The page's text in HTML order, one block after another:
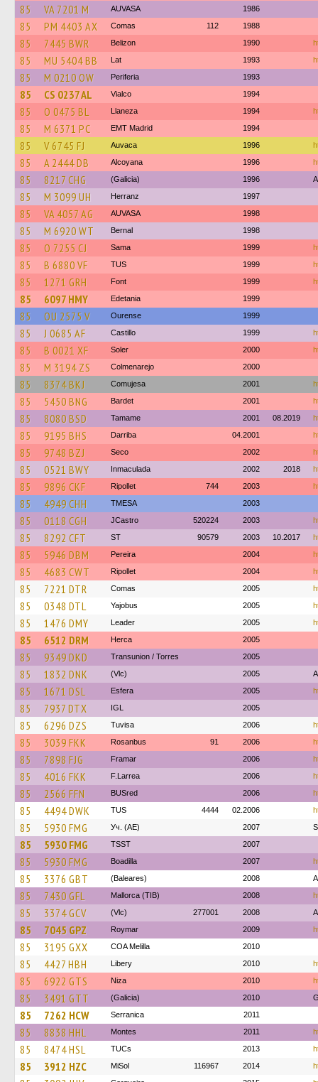
85 VA 7201 M AUVASA 1986
85 PM 4403 AX Comas 112 1988
85 7445 BWR Belizon 1990
85 MU 5404 BB Lat 1993
85 M 0210 OW Periferia 1993
85 CS 0237 AL Vialco 1994
85 O 0475 BL Llaneza 1994
85 M 6371 PC EMT Madrid 1994
85 V 6745 FJ Auvaca 1996
85 A 2444 DB Alcoyana 1996
85 8217 CHG (Galicia) 1996
85 M 3099 UH Herranz 1997
85 VA 4057 AG AUVASA 1998
85 M 6920 WT Bernal 1998
85 O 7255 CJ Sama 1999
85 B 6880 VF TUS 1999
85 1271 GRH Font 1999
85 6097 HMY Edetania 1999
85 OU 2575 V Ourense 1999
85 J 0685 AF Castillo 1999
85 B 0021 XF Soler 2000
85 M 3194 ZS Colmenarejo 2000
85 8374 BKJ Comujesa 2001
85 5450 BNG Bardet 2001
85 8080 BSD Tamame 2001 08.2019
85 9195 BHS Darriba 04.2001
85 9748 BZJ Seco 2002
85 0521 BWY Inmaculada 2002 2018
85 9896 CKF Ripollet 744 2003
85 4949 CHH TMESA 2003
85 0118 CGH JCastro 520224 2003
85 8292 CFT ST 90579 2003 10.2017
85 5946 DBM Pereira 2004
85 4683 CWT Ripollet 2004
85 7221 DTR Comas 2005
85 0348 DTL Yajobus 2005
85 1476 DMY Leader 2005
85 6512 DRM Herca 2005
85 9349 DKD Transunion / Torres 2005
85 1832 DNK (Vlc) 2005
85 1671 DSL Esfera 2005
85 7937 DTX IGL 2005
85 6296 DZS Tuvisa 2006
85 3039 FKK Rosanbus 91 2006
85 7898 FJG Framar 2006
85 4016 FKK F.Larrea 2006
85 2566 FFN BUSred 2006
85 4494 DWK TUS 4444 02.2006
85 5930 FMG Уч. (AE) 2007
85 5930 FMG TSST 2007
85 5930 FMG Boadilla 2007
85 3376 GBT (Baleares) 2008
85 7430 GFL Mallorca (TIB) 2008
85 3374 GCV (Vlc) 277001 2008
85 7045 GPZ Roymar 2009
85 3195 GXX COA Melilla 2010
85 4427 HBH Libery 2010
85 6922 GTS Niza 2010
85 3491 GTT (Galicia) 2010
85 7262 HCW Serranica 2011
85 8838 HHL Montes 2011
85 8474 HSL TUCs 2013
85 3912 HZC MiSol 116967 2014